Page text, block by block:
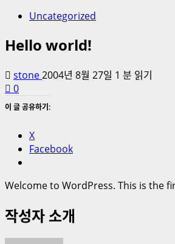
Uncategorized
Hello world!
stone2004년 8월 27일 1 분 읽기
0
이 글 공유하기:
X
Facebook
Welcome to WordPress. This is the
작성자 소개